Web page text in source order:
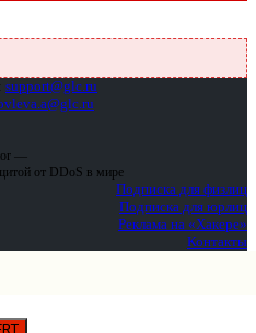
support@glc.ru
—
от DDoS в мире
Подписка для физлиц
Подписка для юрлиц
Реклама на «Хакере»
Контакты